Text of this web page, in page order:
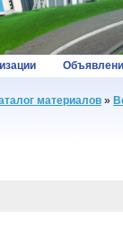
материалов »